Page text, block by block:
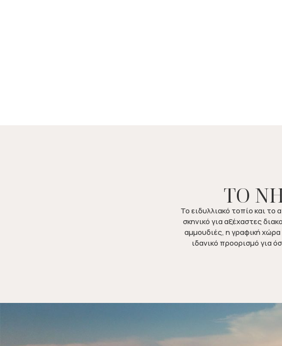
ΤΟ
Το ειδυλλιακό τοπίο και το
σκηνικό για αξέχαστες
αμμουδιές, η γραφική χώρα
ιδανικό προορισμό για